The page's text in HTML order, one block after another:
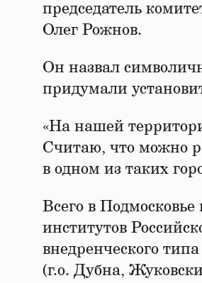
председатель
Олег Рожнов.
Он назвал
придумали
«На нашей
Считаю, что можно
в одном из таких
Всего в
институтов
внедренческого
(г.о. Дубна,